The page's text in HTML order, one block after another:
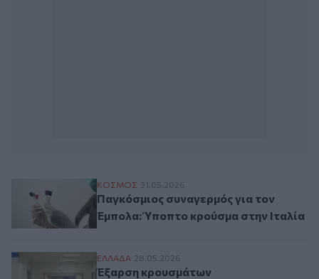
Παγκόσμιος συναγερμός για τον
ΚΟΣΜΟΣ 31.05.2026
Παγκόσμιος συναγερμός για τον
Έμπολα: Ύποπτο κρούσμα στην Ιταλία
Έξαρση κρουσμάτων γαστρεντερίτιδας
ΕΛΛAΔΑ 28.05.2026
Έξαρση κρουσμάτων